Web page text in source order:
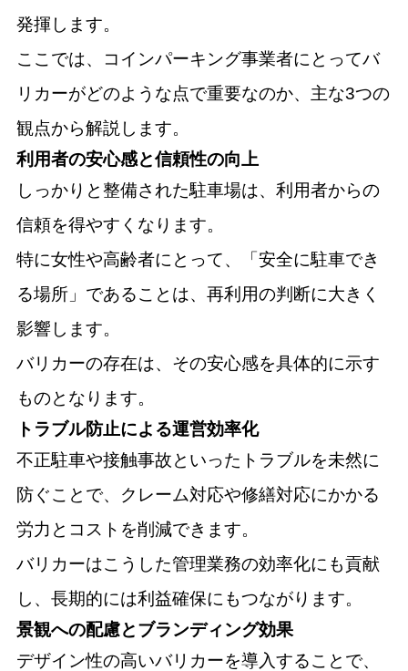
発揮します。
ここでは、コインパーキング事業者にとってバ
リカーがどのような点で重要なのか、主な3つの
観点から解説します。
利用者の安心感と信頼性の向上
しっかりと整備された駐車場は、利用者からの
信頼を得やすくなります。
特に女性や高齢者にとって、「安全に駐車でき
る場所」であることは、再利用の判断に大きく
影響します。
バリカーの存在は、その安心感を具体的に示す
ものとなります。
トラブル防止による運営効率化
不正駐車や接触事故といったトラブルを未然に
防ぐことで、クレーム対応や修繕対応にかかる
労力とコストを削減できます。
バリカーはこうした管理業務の効率化にも貢献
し、長期的には利益確保にもつながります。
景観への配慮とブランディング効果
デザイン性の高いバリカーを導入することで、